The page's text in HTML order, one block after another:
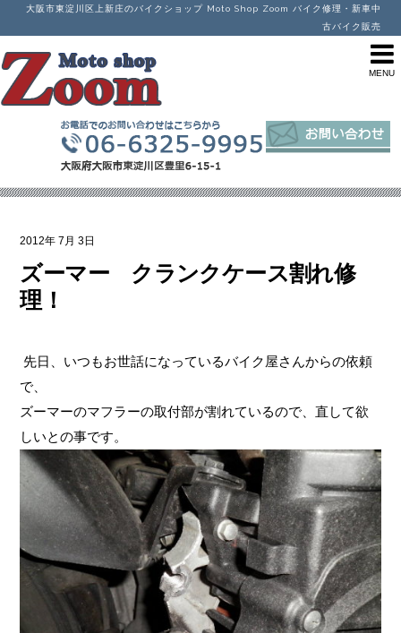
大阪市東淀川区上新庄のバイクショップ Moto Shop Zoom バイク修理・新車中
古バイク販売
2012年 7月 3日
ズーマー クランクケース割れ修
理！
先日、いつもお世話になっているバイク屋さんからの依頼
で、
ズーマーのマフラーの取付部が割れているので、直して欲
しいとの事です。